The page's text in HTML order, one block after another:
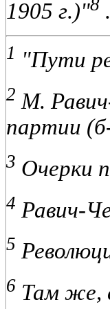
1905 г.)"8 .
1 "Пути
2 М.
партии
3 Очерки
4 Равич-
5
6 Там же,